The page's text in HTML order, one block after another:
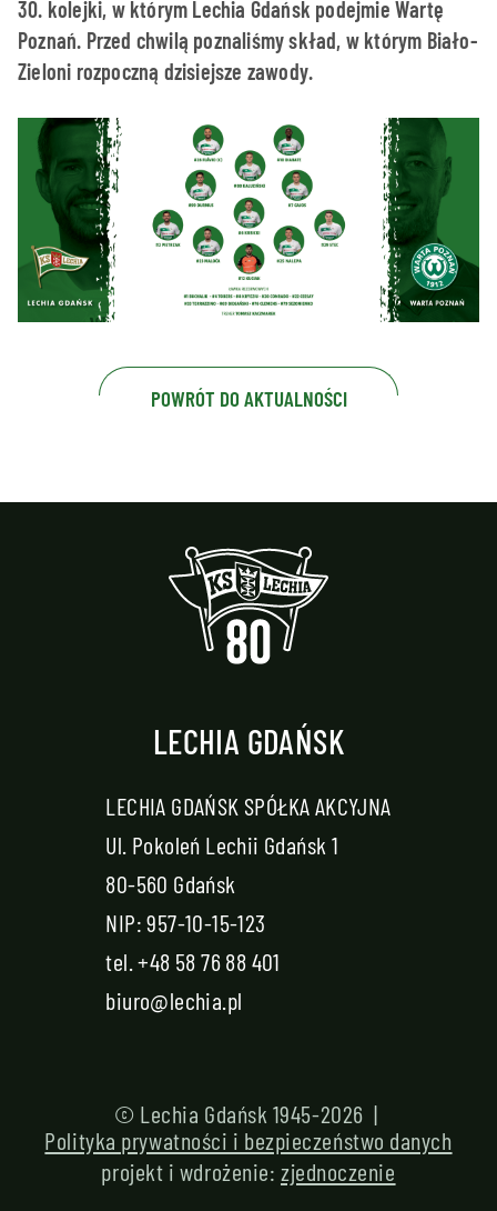
30. kolejki, w którym Lechia Gdańsk podejmie Wartę
Poznań. Przed chwilą poznaliśmy skład, w którym Biało-
Zieloni rozpoczną dzisiejsze zawody.
POWRÓT DO AKTUALNOŚCI
LECHIA GDAŃSK
LECHIA GDAŃSK SPÓŁKA AKCYJNA
Ul. Pokoleń Lechii Gdańsk 1
80-560 Gdańsk
NIP: 957-10-15-123
tel.+48 58 76 88 401
biuro@lechia.pl
© Lechia Gdańsk 1945-2026 |
Polityka prywatności i bezpieczeństwo danych
projekt i wdrożenie: zjednoczenie